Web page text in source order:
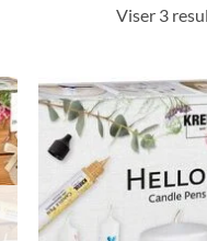
Viser 3